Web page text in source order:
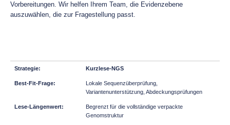
Vorbereitungen. Wir helfen Ihrem Team, die Evidenzebene
auszuwählen, die zur Fragestellung passt.
Kurzlese-NGS
Lokale Sequenzüberprüfung,
Variantenunterstützung, Abdeckungsprüfungen
Begrenzt für die vollständige verpackte
Genomstruktur